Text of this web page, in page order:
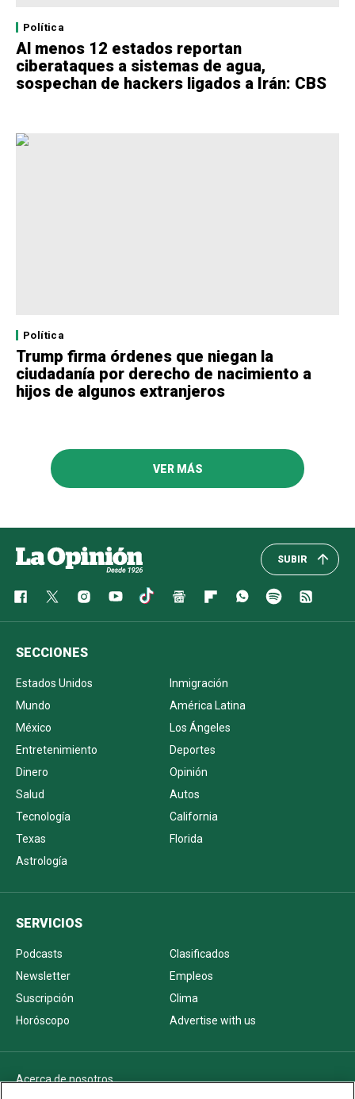
Política
Al menos 12 estados reportan
ciberataques a sistemas de agua,
sospechan de hackers ligados a Irán: CBS
Política
Trump firma órdenes que niegan la
ciudadanía por derecho de nacimiento a
hijos de algunos extranjeros
VER MÁS
SUBIR
SECCIONES
Estados Unidos
Inmigración
Mundo
América Latina
México
Los Ángeles
Entretenimiento
Deportes
Dinero
Opinión
Salud
Autos
Tecnología
California
Texas
Florida
Astrología
SERVICIOS
Podcasts
Clasificados
Newsletter
Empleos
Suscripción
Clima
Horóscopo
Advertise with us
Acerca de nosotros